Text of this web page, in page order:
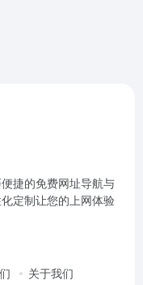
捷的免费网址导航与
定制让您的上网体验
关于我们